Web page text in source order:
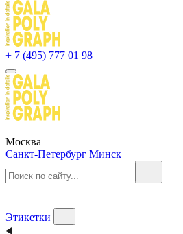
+ 7 (495) 777 01 98
Москва
Санкт-Петербург Минск
Этикетки